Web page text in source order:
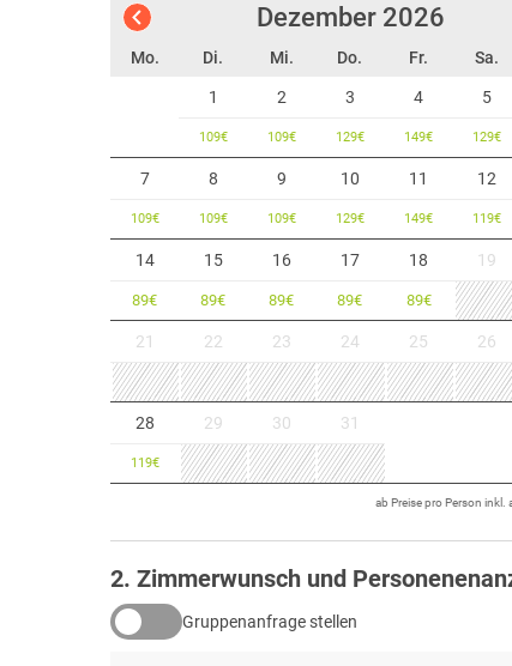
Dezember 2026
Mo. Di. Mi. Do. Fr. Sa.
1
109€
2
109€
3
129€
4
149€
5
129€
7
109€
8
109€
9
109€
10
129€
11
149€
12
119€
14
89€
15
89€
16
89€
17
89€
18
89€
19
21 22 23 24 25 26
28
119€
29 30 31
ab Preise pro Person inkl.
2. Zimmerwunsch und
Gruppenanfrage stellen